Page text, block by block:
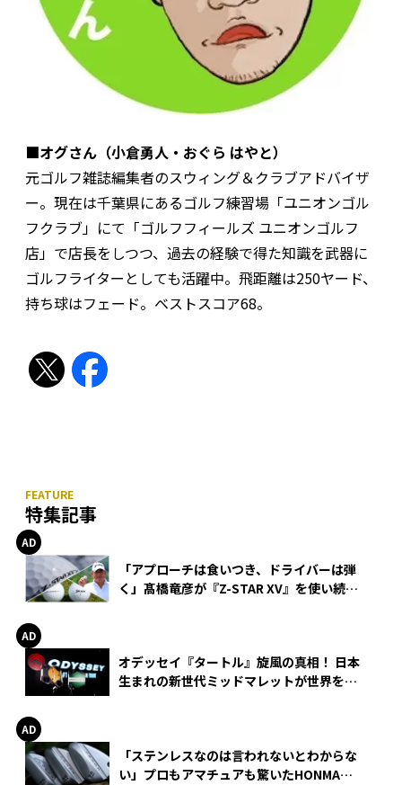
■オグさん（小倉勇人・おぐら はやと）
元ゴルフ雑誌編集者のスウィング＆クラブアドバイザ
ー。現在は千葉県にあるゴルフ練習場「ユニオンゴル
フクラブ」にて「ゴルフフィールズ ユニオンゴルフ
店」で店長をしつつ、過去の経験で得た知識を武器に
ゴルフライターとしても活躍中。飛距離は250ヤード、
持ち球はフェード。ベストスコア68。
特集記事
「アプローチは食いつき、ドライバーは弾
く」髙橋竜彦が『Z-STAR XV』を使い続け
オデッセイ『タートル』旋風の真相！ 日本
生まれの新世代ミッドマレットが世界を席
「ステンレスなのは言われないとわからな
い」プロもアマチュアも驚いたHONMA